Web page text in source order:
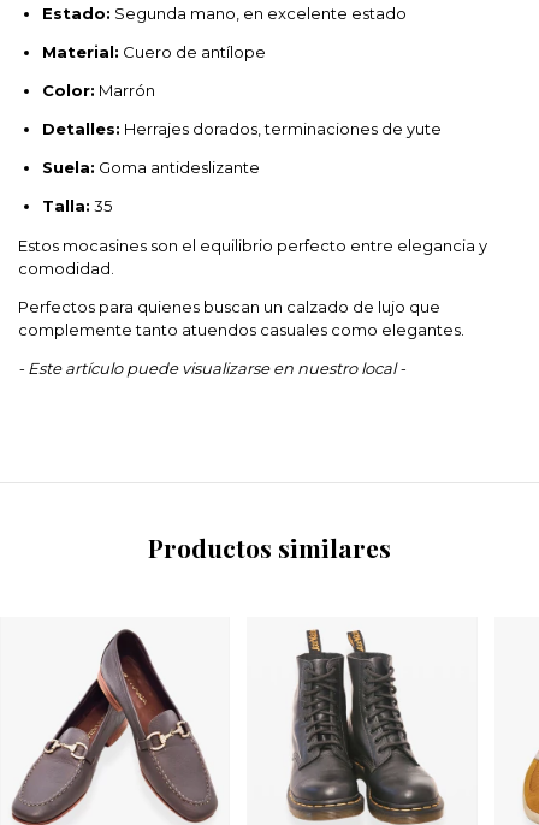
Estado: Segunda mano, en excelente estado
Material: Cuero de antílope
Color: Marrón
Detalles: Herrajes dorados, terminaciones de yute
Suela: Goma antideslizante
Talla: 35
Estos mocasines son el equilibrio perfecto entre elegancia y
comodidad.
Perfectos para quienes buscan un calzado de lujo que
complemente tanto atuendos casuales como elegantes.
- Este artículo puede visualizarse en nuestro local -
Productos similares